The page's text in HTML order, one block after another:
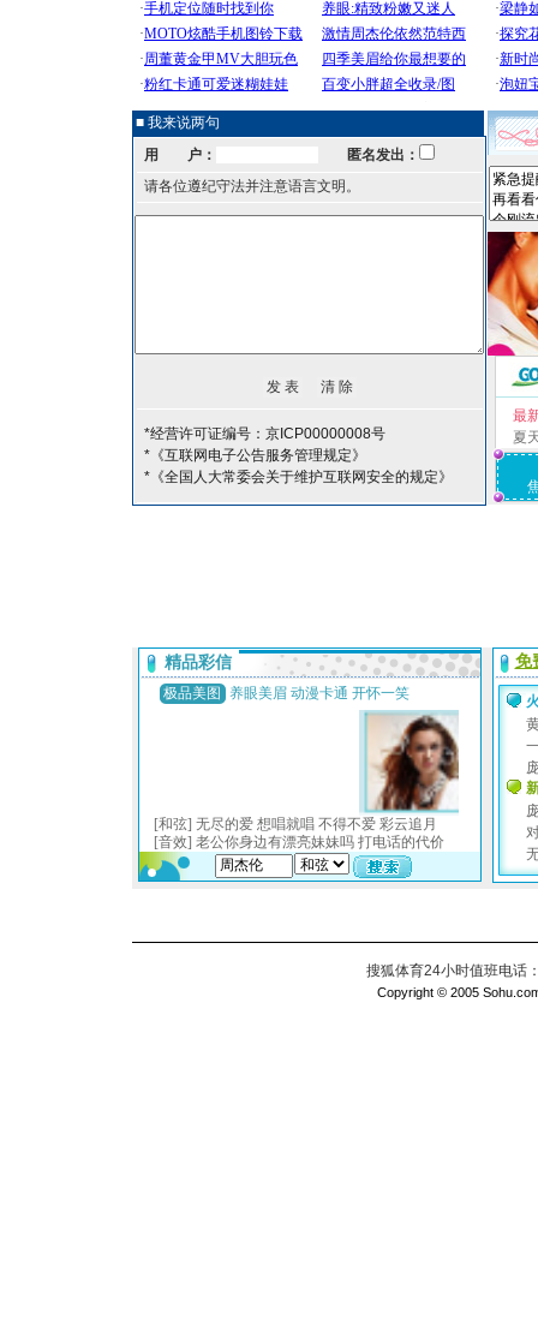
■ 我来说两句
用 户：
匿名发出：
请各位遵纪守法并注意语言文明。
*经营许可证编号：京ICP00000008号
*《互联网电子公告服务管理规定》
*《全国人大常委会关于维护互联网安全的规定》
最
夏
搜狐体育24小时值班电话
Copyright © 2005